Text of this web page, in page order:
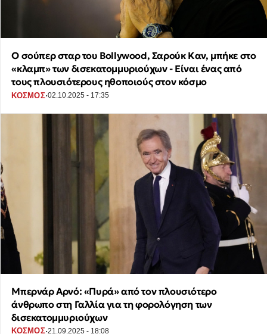
Ο σούπερ σταρ του Bollywood, Σαρούκ Καν, μπήκε στο
«κλαμπ» των δισεκατομμυριούχων - Είναι ένας από
τους πλουσιότερους ηθοποιούς στον κόσμο
ΚΟΣΜΟΣ·02.10.2025 - 17:35
Μπερνάρ Αρνό: «Πυρά» από τον πλουσιότερο
άνθρωπο στη Γαλλία για τη φορολόγηση των
δισεκατομμυριούχων
ΚΟΣΜΟΣ·21.09.2025 - 18:08